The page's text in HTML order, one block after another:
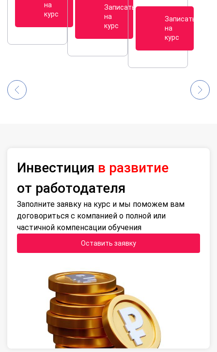
на
курс
Записаться
на
курс
Записаться
на
курс
Инвестиция в развитие
от работодателя
Заполните заявку на курс и мы поможем вам
договориться с компанией о полной или
частичной компенсации обучения
Оставить заявку